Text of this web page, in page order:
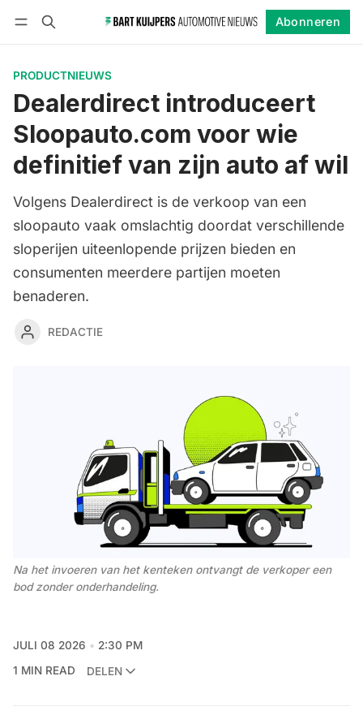
Abonneren
PRODUCTNIEUWS
Dealerdirect introduceert
Sloopauto.com voor wie
definitief van zijn auto af wil
Volgens Dealerdirect is de verkoop van een
sloopauto vaak omslachtig doordat verschillende
sloperijen uiteenlopende prijzen bieden en
consumenten meerdere partijen moeten
benaderen.
REDACTIE
Na het invoeren van het kenteken ontvangt de verkoper een
bod zonder onderhandeling.
JULI 08 2026
2:30 PM
1 MIN READ
DELEN